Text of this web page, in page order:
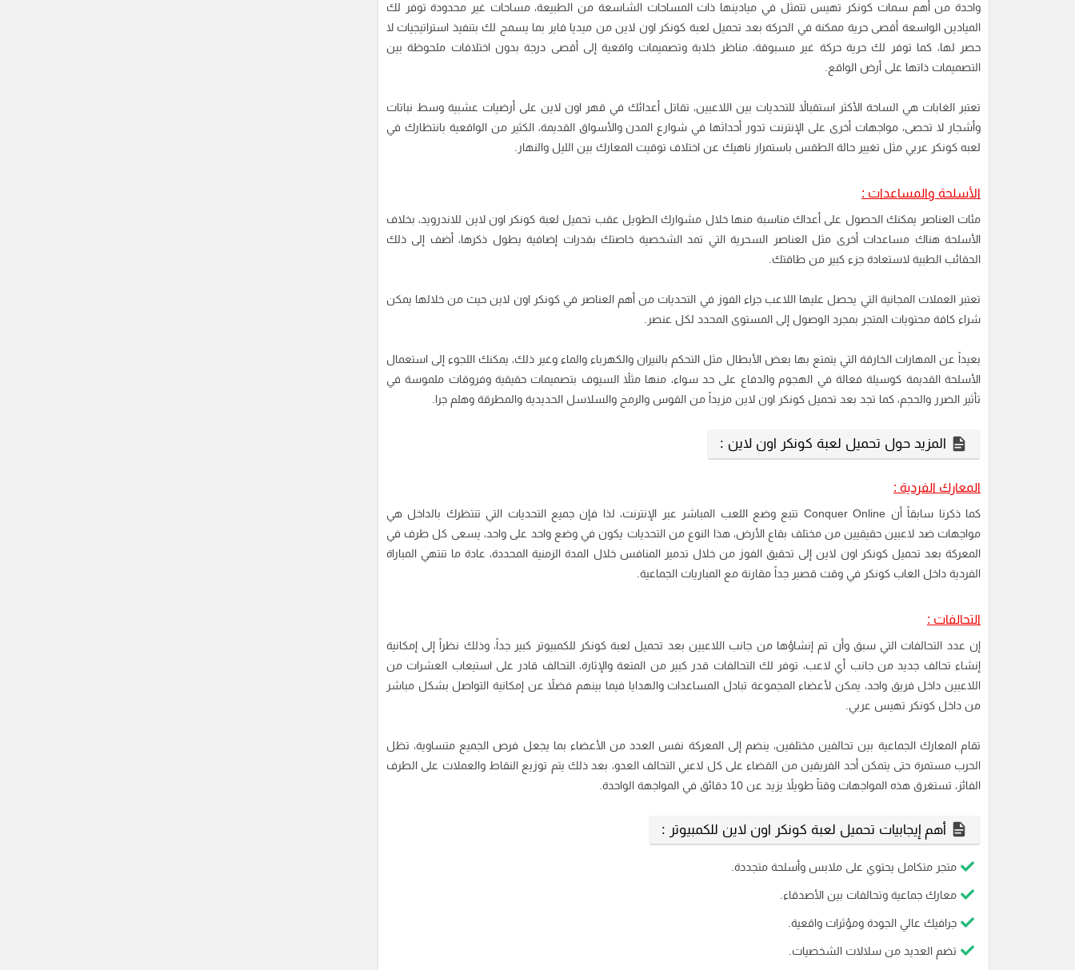
واحدة من أهم سمات كونكر تهيس تتمثل في ميادينها ذات المساحات الشاسعة من الطبيعة، مساحات غير محدودة توفر لك
الميادين الواسعة أقصى حرية ممكنة في الحركة بعد تحميل لعبة كونكر اون لاين من ميديا فاير بما يسمح لك بتنفيذ استراتيجيات لا
حصر لها، كما توفر لك حرية حركة غير مسبوقة، مناظر خلابة وتصميمات واقعية إلى أقصى درجة بدون اختلافات ملحوظة بين
التصميمات ذاتها على أرض الواقع.
تعتبر الغابات هي الساحة الأكثر استقبالاً للتحديات بين اللاعبين، تقاتل أعدائك في قهر اون لاين على أرضيات عشبية وسط نباتات
وأشجار لا تحصى، مواجهات أخرى على الإنترنت تدور أحداثها في شوارع المدن والأسواق القديمة، الكثير من الواقعية بانتظارك في
لعبه كونكر عربي مثل تغيير حالة الطقس باستمرار ناهيك عن اختلاف توقيت المعارك بين الليل والنهار.
الأسلحة والمساعدات :
مئات العناصر يمكنك الحصول على أعداك مناسبة منها خلال مشوارك الطويل عقب تحميل لعبة كونكر اون لاين للاندرويد، بخلاف
الأسلحة هناك مساعدات أخرى مثل العناصر السحرية التي تمد الشخصية خاصتك بقدرات إضافية يطول ذكرها، أضف إلى ذلك
الحقائب الطبية لاستعادة جزء كبير من طاقتك.
تعتبر العملات المجانية التي يحصل عليها اللاعب جراء الفوز في التحديات من أهم العناصر في كونكر اون لاين حيث من خلالها يمكن
شراء كافة محتويات المتجر بمجرد الوصول إلى المستوى المحدد لكل عنصر.
بعيداً عن المهارات الخارقة التي يتمتع بها بعض الأبطال مثل التحكم بالنيران والكهرباء والماء وغير ذلك، يمكنك اللجوء إلى استعمال
الأسلحة القديمة كوسيلة فعالة في الهجوم والدفاع على حد سواء، منها مثلاً السيوف بتصميمات حقيقية وفروقات ملموسة في
تأثير الضرر والحجم، كما تجد بعد تحميل كونكر اون لاين مزيداً من القوس والرمح والسلاسل الحديدية والمطرقة وهلم جرا.
المزيد حول تحميل لعبة كونكر اون لاين :
المعارك الفردية :
كما ذكرنا سابقاً أن Conquer Online تتبع وضع اللعب المباشر عبر الإنترنت، لذا فإن جميع التحديات التي تنتظرك بالداخل هي
مواجهات ضد لاعبين حقيقيين من مختلف بقاع الأرض، هذا النوع من التحديات يكون في وضع واحد على واحد، يسعى كل طرف في
المعركة بعد تحميل كونكر اون لاين إلى تحقيق الفوز من خلال تدمير المنافس خلال المدة الزمنية المحددة، عادة ما تنتهي المباراة
الفردية داخل العاب كونكر في وقت قصير جداً مقارنة مع المباريات الجماعية.
التحالفات :
إن عدد التحالفات التي سبق وأن تم إنشاؤها من جانب اللاعبين بعد تحميل لعبة كونكر للكمبيوتر كبير جداً، وذلك نظراً إلى إمكانية
إنشاء تحالف جديد من جانب أي لاعب، توفر لك التحالفات قدر كبير من المتعة والإثارة، التحالف قادر على استيعاب العشرات من
اللاعبين داخل فريق واحد، يمكن لأعضاء المجموعة تبادل المساعدات والهدايا فيما بينهم فضلاً عن إمكانية التواصل بشكل مباشر
من داخل كونكر تهيس عربي.
تقام المعارك الجماعية بين تحالفين مختلفين، ينضم إلى المعركة نفس العدد من الأعضاء بما يجعل فرص الجميع متساوية، تظل
الحرب مستمرة حتى يتمكن أحد الفريقين من القضاء على كل لاعبي التحالف العدو، بعد ذلك يتم توزيع النقاط والعملات على الطرف
الفائز، تستغرق هذه المواجهات وقتاً طويلاً يزيد عن 10 دقائق في المواجهة الواحدة.
أهم إيجابيات تحميل لعبة كونكر اون لاين للكمبيوتر :
متجر متكامل يحتوي على ملابس وأسلحة متجددة.
معارك جماعية وتحالفات بين الأصدقاء.
جرافيك عالي الجودة ومؤثرات واقعية.
تضم العديد من سلالات الشخصيات.